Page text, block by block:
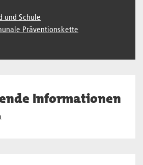
und Schule
Präventionskette
Informationen